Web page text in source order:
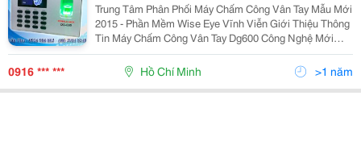
Trung Tâm Phân Phối Máy Chấm Công Vân Tay Mẫu Mới
2015 - Phần Mềm Wise Eye Vĩnh Viễn Giới Thiệu Thông
Tin Máy Chấm Công Vân Tay Dg600 Công Nghệ Mới
Nhất 2015 Tên Sản Phẩm: Ronald Jack Dg-600 Màn
0916 *** *** Hồ Chí Minh >1 năm